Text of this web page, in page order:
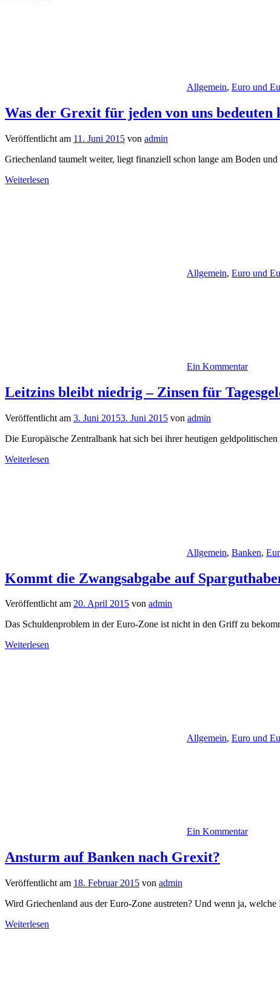
Allgemein, Euro und
Was der Grexit für jeden von uns bedeuten
Veröffentlicht am 11. Juni 2015 von admin
Griechenland taumelt weiter, liegt finanziell schon lange am Boden
Weiterlesen
Allgemein, Euro und
Ein Kommentar
Leitzins bleibt niedrig – Zinsen für
Veröffentlicht am 3. Juni 20153. Juni 2015 von admin
Die Europäische Zentralbank hat sich bei ihrer heutigen
Weiterlesen
Allgemein, Banken,
Kommt die Zwangsabgabe auf
Veröffentlicht am 20. April 2015 von admin
Das Schuldenproblem in der Euro-Zone ist nicht in den Griff zu
Weiterlesen
Allgemein, Euro und
Ein Kommentar
Ansturm auf Banken nach Grexit?
Veröffentlicht am 18. Februar 2015 von admin
Wird Griechenland aus der Euro-Zone austreten? Und wenn ja,
Weiterlesen